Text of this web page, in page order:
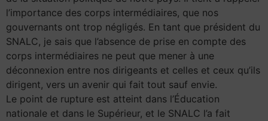
l’importance des corps intermédiaires, que nos
gouvernants ont trop négligés. En tant que président du
SNALC, je sais que l’absence de prise en compte des
corps intermédiaires ne peut que mener à une
déconnexion entre nos dirigeants et celles et ceux qu’ils
dirigent, vers un avenir qui fait tout sauf envie.
Le point de rupture est atteint dans l’Éducation
nationale et dans le Supérieur, et le SNALC l’a fait